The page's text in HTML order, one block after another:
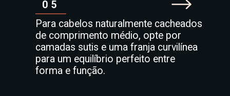
05
Para cabelos naturalmente cacheados
de comprimento médio, opte por
camadas sutis e uma franja curvilínea
para um equilíbrio perfeito entre
forma e função.